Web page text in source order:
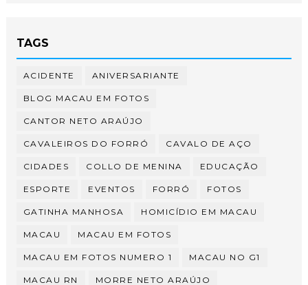
TAGS
ACIDENTE ANIVERSARIANTE
BLOG MACAU EM FOTOS
CANTOR NETO ARAÚJO
CAVALEIROS DO FORRÓ CAVALO DE AÇO
CIDADES COLLO DE MENINA EDUCAÇÃO
ESPORTE EVENTOS FORRÓ FOTOS
GATINHA MANHOSA HOMICÍDIO EM MACAU
MACAU MACAU EM FOTOS
MACAU EM FOTOS NUMERO 1 MACAU NO G1
MACAU RN MORRE NETO ARAÚJO